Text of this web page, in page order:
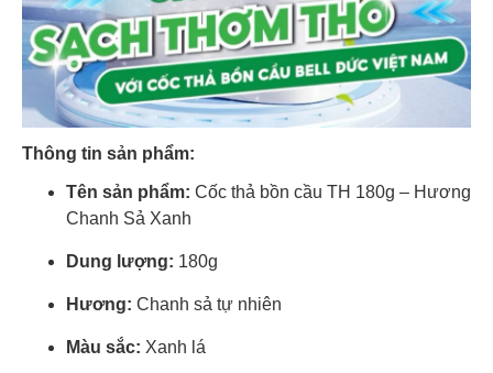
Thông tin sản phẩm:
Tên sản phẩm: Cốc thả bồn cầu TH 180g – Hương
Chanh Sả Xanh
Dung lượng: 180g
Hương: Chanh sả tự nhiên
Màu sắc: Xanh lá